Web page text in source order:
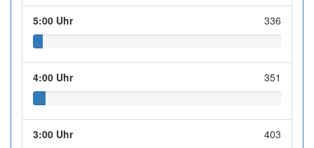
5:00 Uhr 336
4:00 Uhr 351
3:00 Uhr 403